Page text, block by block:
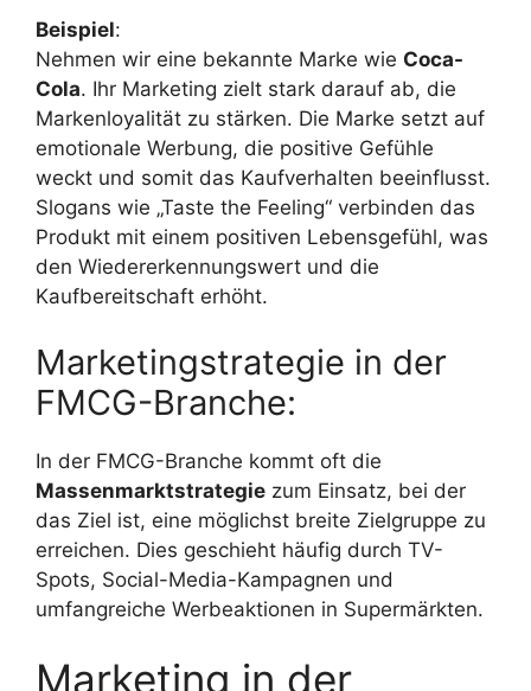
Beispiel:
Nehmen wir eine bekannte Marke wie Coca-
Cola. Ihr Marketing zielt stark darauf ab, die
Markenloyalität zu stärken. Die Marke setzt auf
emotionale Werbung, die positive Gefühle
weckt und somit das Kaufverhalten beeinflusst.
Slogans wie „Taste the Feeling“ verbinden das
Produkt mit einem positiven Lebensgefühl, was
den Wiedererkennungswert und die
Kaufbereitschaft erhöht.
Marketingstrategie in der
FMCG-Branche:
In der FMCG-Branche kommt oft die
Massenmarktstrategie zum Einsatz, bei der
das Ziel ist, eine möglichst breite Zielgruppe zu
erreichen. Dies geschieht häufig durch TV-
Spots, Social-Media-Kampagnen und
umfangreiche Werbeaktionen in Supermärkten.
Marketing in der